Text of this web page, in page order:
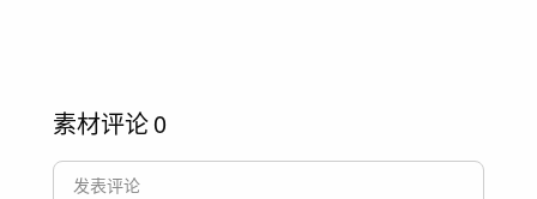
素材评论0